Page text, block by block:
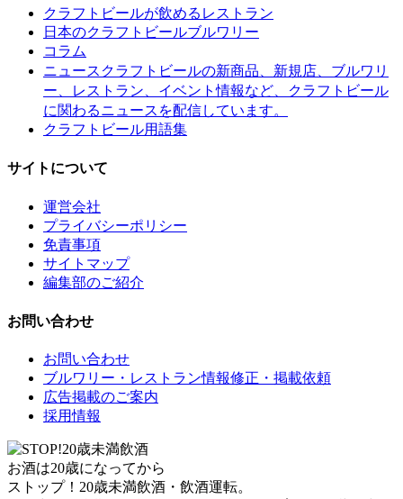
クラフトビールが飲めるレストラン
日本のクラフトビールブルワリー
コラム
ニュース クラフトビールの新商品、新規店、ブルワリ
ー、レストラン、イベント情報など、クラフトビール
に関わるニュースを配信しています。
クラフトビール用語集
サイトについて
運営会社
プライバシーポリシー
免責事項
サイトマップ
編集部のご紹介
お問い合わせ
お問い合わせ
ブルワリー・レストラン情報修正・掲載依頼
広告掲載のご案内
採用情報
お酒は20歳になってから
ストップ！20歳未満飲酒・飲酒運転。